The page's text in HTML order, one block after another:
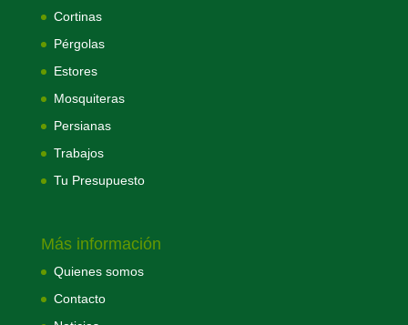
Cortinas
Pérgolas
Estores
Mosquiteras
Persianas
Trabajos
Tu Presupuesto
Más información
Quienes somos
Contacto